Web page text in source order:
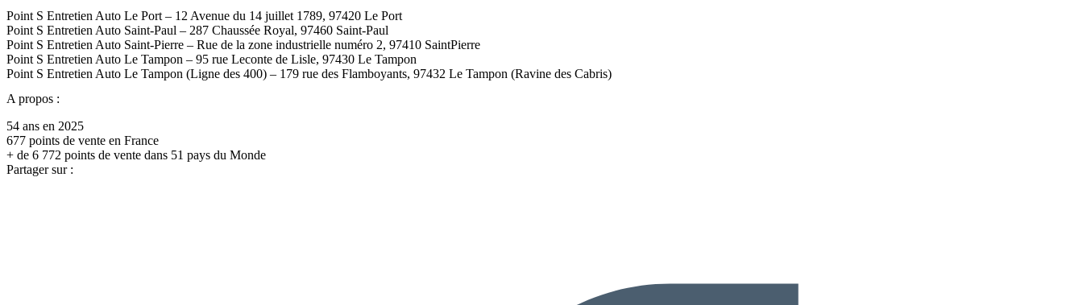
Point S Entretien Auto Le Port – 12 Avenue du 14 juillet 1789, 97420 Le Port
Point S Entretien Auto Saint-Paul – 287 Chaussée Royal, 97460 Saint-Paul
Point S Entretien Auto Saint-Pierre – Rue de la zone industrielle numéro 2, 97410 SaintPierre
Point S Entretien Auto Le Tampon – 95 rue Leconte de Lisle, 97430 Le Tampon
Point S Entretien Auto Le Tampon (Ligne des 400) – 179 rue des Flamboyants, 97432 Le Tampon (Ravine des Cabris)
A propos :
54 ans en 2025
677 points de vente en France
+ de 6 772 points de vente dans 51 pays du Monde
Partager sur :